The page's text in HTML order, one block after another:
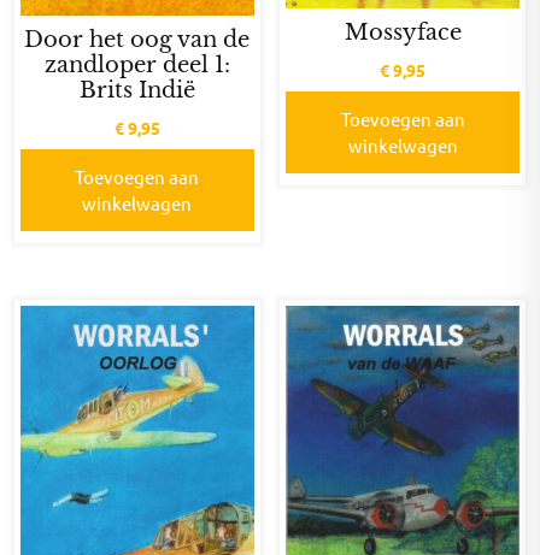
Door het oog van de
zandloper deel 1:
Brits Indië
€9,95
Toevoegen aan
winkelwagen
Mossyface
€9,95
Toevoegen aan
winkelwagen